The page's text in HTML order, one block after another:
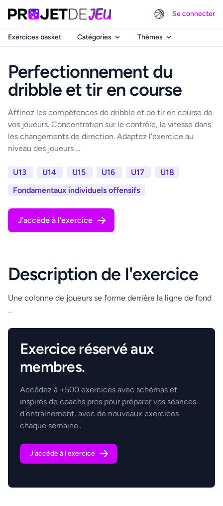
Se connecter
Exercices basket Catégories Thèmes
Perfectionnement du
dribble et tir en course
Affinez les compétences de dribble et de tir en course de
vos joueurs. Concentration sur le contrôle, la vitesse dans
les changements de direction. Adaptez l'exercice au
niveau des joueurs ...
U13 U14 U15 U16 U17
U18
Fondamentaux individuels offensifs
J'accède à l'exercice
Description de l'exercice
Une colonne de joueurs se forme derrière la ligne de fond
...
.
Exercice réservé aux
membres.
Accédez à +500 exercices avec schémas et
inspirés de coachs pros pour préparer vos séances
d'entrainement, avec de nouveaux exercices
chaque semaine..
J'accède à l'exercice